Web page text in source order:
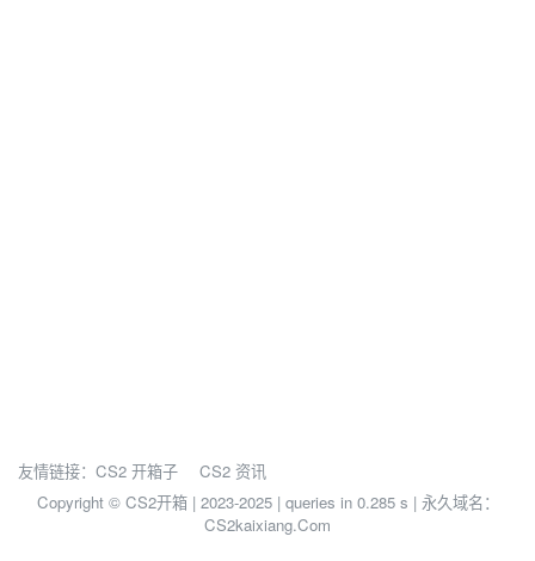
友情链接： CS2 开箱子
CS2 资讯
Copyright © CS2开箱 | 2023-2025 | queries in 0.285 s | 永久域名：
CS2kaixiang.Com